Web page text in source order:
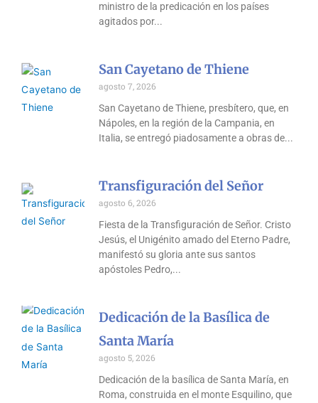
ministro de la predicación en los países
agitados por
San Cayetano de Thiene
agosto 7, 2026
San Cayetano de Thiene, presbítero, que, en
Nápoles, en la región de la Campania, en
Italia, se entregó piadosamente a obras de
Transfiguración del Señor
agosto 6, 2026
Fiesta de la Transfiguración de Señor. Cristo
Jesús, el Unigénito amado del Eterno Padre,
manifestó su gloria ante sus santos
apóstoles Pedro,
Dedicación de la Basílica de
Santa María
agosto 5, 2026
Dedicación de la basílica de Santa María, en
Roma, construida en el monte Esquilino, que